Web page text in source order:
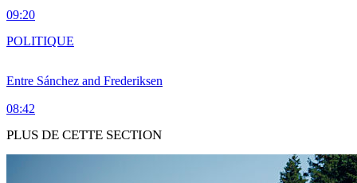
09:20
Entre Sánchez and Frederiksen
08:42
POLITIQUE
PLUS DE CETTE SECTION